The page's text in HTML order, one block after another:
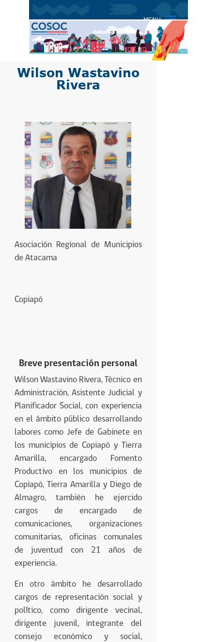
SUBDERE
MENU
Wilson Wastavino
Rivera
Asociación Regional de Municipios
de Atacama
Copiapó
Breve presentación personal
Wilson Wastavino Rivera, Técnico en
Administración, Asistente Judicial y
Planificador Social, con experiencia
en el ámbito público desarrollando
labores como Jefe de Gabinete en
los municipios de Copiapó y Tierra
Amarilla, encargado Fomento
Productivo en los municipios de
Copiapó, Tierra Amarilla y Diego de
Almagro, también he ejercido
cargos de encargado de
comunicaciones, organizaciones
comunitarias, oficinas comunales
de juventud con 21 años de
experiencia.
En otro ámbito he desarrollado
cargos de representación social y
político, como dirigente vecinal,
dirigente juvenil, integrante del
consejo económico y social,